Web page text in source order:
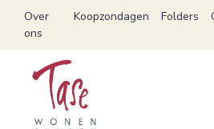
Over
ons
Koopzondagen Folders